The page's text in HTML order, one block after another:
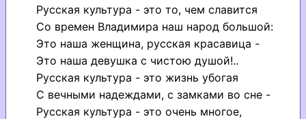
Русская культура - это то, чем славится
Со времен Владимира наш народ большой:
Это наша женщина, русская красавица -
Это наша девушка с чистою душой!..
Русская культура - это жизнь убогая
С вечными надеждами, с замками во сне -
Русская культура - это очень многое,